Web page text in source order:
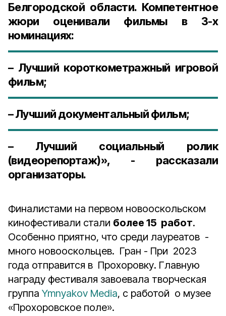
Белгородской области. Компетентное
жюри оценивали фильмы в 3-х
номинациях:
​– Лучший короткометражный игровой
фильм;
​– Лучший документальный фильм;
​– Лучший социальный ролик
(видеорепортаж)», - рассказали
организаторы.
Финалистами на первом новооскольском
кинофестивали стали более 15 работ.
Особенно приятно, что среди лауреатов -
много новооскольцев. Гран - При 2023
года отправится в Прохоровку. Главную
награду фестиваля завоевала творческая
группа Ymnyakov Media, с работой о музее
«Прохоровское поле».